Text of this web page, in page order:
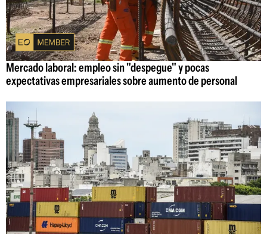
Mercado laboral: empleo sin "despegue" y pocas
expectativas empresariales sobre aumento de personal